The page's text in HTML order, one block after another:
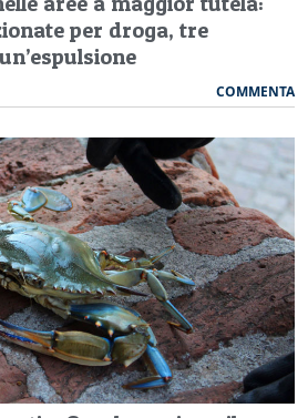
per droga, tre
COMMENTA